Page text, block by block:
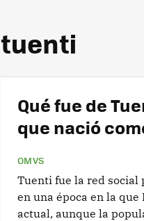
tuenti
Qué fue de
que nació
OMVS
Tuenti fue la red social
en una época en la
actual, aunque la